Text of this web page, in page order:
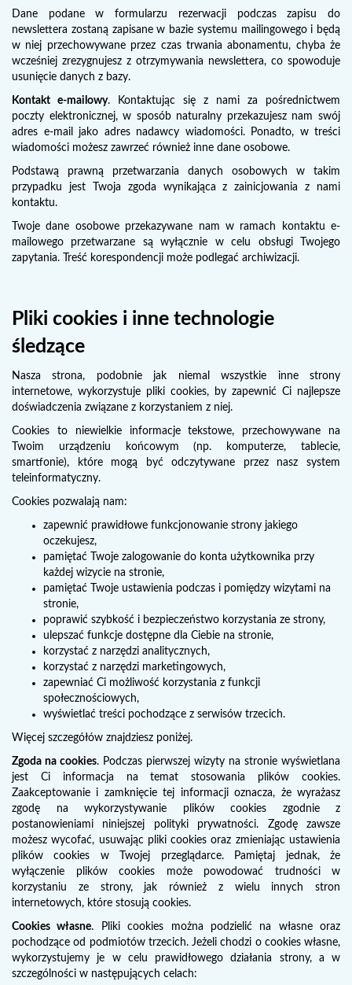
Dane podane w formularzu rezerwacji podczas zapisu do
newslettera zostaną zapisane w bazie systemu mailingowego i będą
w niej przechowywane przez czas trwania abonamentu, chyba że
wcześniej zrezygnujesz z otrzymywania newslettera, co spowoduje
usunięcie danych z bazy.
Kontakt e-mailowy. Kontaktując się z nami za pośrednictwem
poczty elektronicznej, w sposób naturalny przekazujesz nam swój
adres e-mail jako adres nadawcy wiadomości. Ponadto, w treści
wiadomości możesz zawrzeć również inne dane osobowe.
Podstawą prawną przetwarzania danych osobowych w takim
przypadku jest Twoja zgoda wynikająca z zainicjowania z nami
kontaktu.
Twoje dane osobowe przekazywane nam w ramach kontaktu e-
mailowego przetwarzane są wyłącznie w celu obsługi Twojego
zapytania. Treść korespondencji może podlegać archiwizacji.
Pliki cookies i inne technologie
śledzące
Nasza strona, podobnie jak niemal wszystkie inne strony
internetowe, wykorzystuje pliki cookies, by zapewnić Ci najlepsze
doświadczenia związane z korzystaniem z niej.
Cookies to niewielkie informacje tekstowe, przechowywane na
Twoim urządzeniu końcowym (np. komputerze, tablecie,
smartfonie), które mogą być odczytywane przez nasz system
teleinformatyczny.
Cookies pozwalają nam:
zapewnić prawidłowe funkcjonowanie strony jakiego
oczekujesz,
pamiętać Twoje zalogowanie do konta użytkownika przy
każdej wizycie na stronie,
pamiętać Twoje ustawienia podczas i pomiędzy wizytami na
stronie,
poprawić szybkość i bezpieczeństwo korzystania ze strony,
ulepszać funkcje dostępne dla Ciebie na stronie,
korzystać z narzędzi analitycznych,
korzystać z narzędzi marketingowych,
zapewniać Ci możliwość korzystania z funkcji
społecznościowych,
wyświetlać treści pochodzące z serwisów trzecich.
Więcej szczegółów znajdziesz poniżej.
Zgoda na cookies. Podczas pierwszej wizyty na stronie wyświetlana
jest Ci informacja na temat stosowania plików cookies.
Zaakceptowanie i zamknięcie tej informacji oznacza, że wyrażasz
zgodę na wykorzystywanie plików cookies zgodnie z
postanowieniami niniejszej polityki prywatności. Zgodę zawsze
możesz wycofać, usuwając pliki cookies oraz zmieniając ustawienia
plików cookies w Twojej przeglądarce. Pamiętaj jednak, że
wyłączenie plików cookies może powodować trudności w
korzystaniu ze strony, jak również z wielu innych stron
internetowych, które stosują cookies.
Cookies własne. Pliki cookies można podzielić na własne oraz
pochodzące od podmiotów trzecich. Jeżeli chodzi o cookies własne,
wykorzystujemy je w celu prawidłowego działania strony, a w
szczególności w następujących celach: